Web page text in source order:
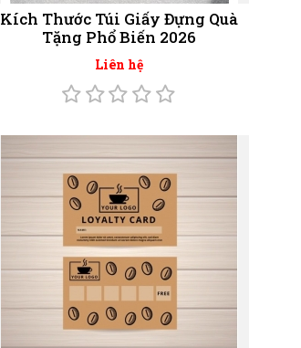
Kích Thước Túi Giấy Đựng Quà
Tặng Phổ Biến 2026
Liên hệ